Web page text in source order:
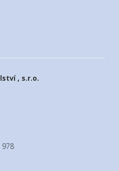
, s.r.o.
978